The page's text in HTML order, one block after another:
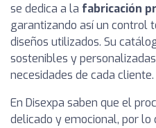
se dedica a la fabricación
garantizando así un control
diseños utilizados. Su
sostenibles y
necesidades de cada cliente.
En Disexpa saben que el
delicado y emocional, por lo